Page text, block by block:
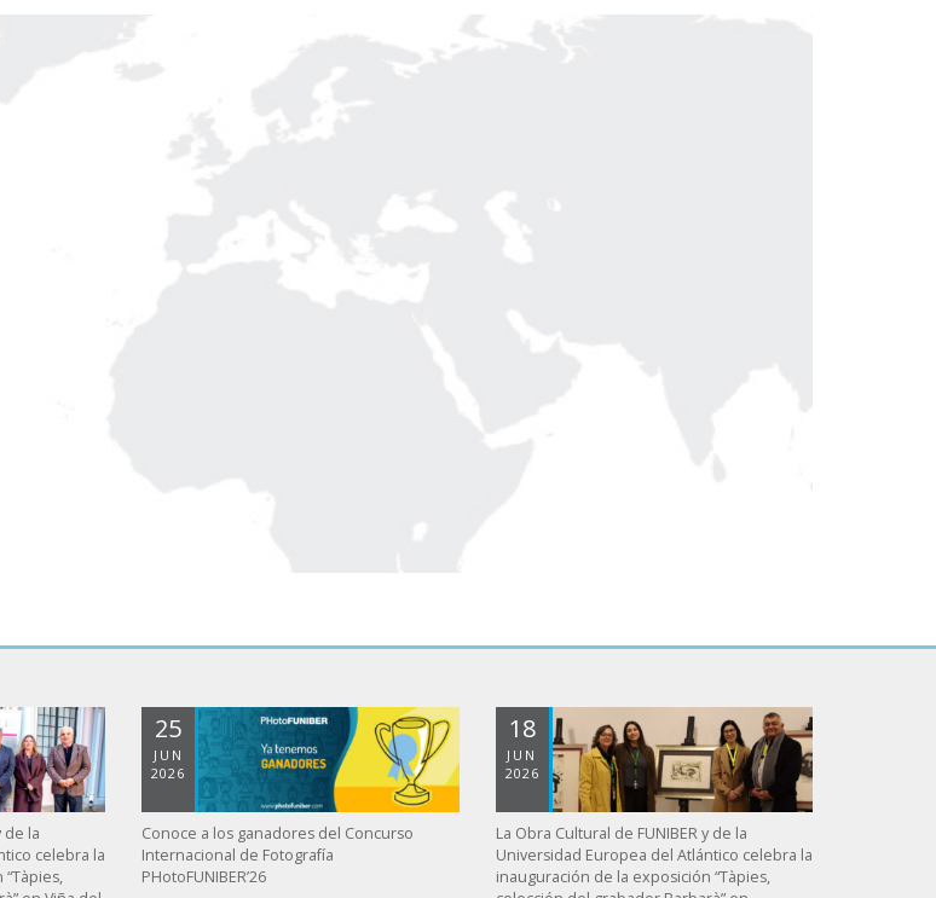
de la
celebra la
25
JUN
2026
Conoce a los ganadores del Concurso
Internacional de Fotografía
PHotoFUNIBER’26
18
JUN
2026
La Obra Cultural de FUNIBER y de la
Universidad Europea del Atlántico celebra la
inauguración de la exposición “Tàpies,